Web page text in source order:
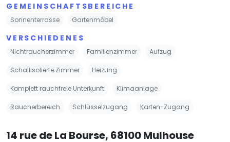
GEMEINSCHAFTSBEREICHE
Sonnenterrasse Gartenmöbel
VERSCHIEDENES
Nichtraucherzimmer Familienzimmer Aufzug
Schallisolierte Zimmer Heizung
Komplett rauchfreie Unterkunft Klimaanlage
Raucherbereich Schlüsselzugang Karten-Zugang
14 rue de La Bourse, 68100 Mulhouse